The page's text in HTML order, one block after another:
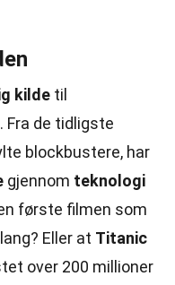
kilde til
. Fra de tidligste
blockbustere, har
gjennom teknologi
første filmen som
Eller at Titanic
over 200 millioner